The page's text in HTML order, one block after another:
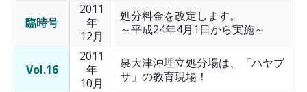
臨時号
2011
年
12月
処分料金を改定します。
～平成24年4月1日から実施～
Vol.16
2011
年
10月
泉大津沖埋立処分場は、「ハヤブ
サ」の教育現場！